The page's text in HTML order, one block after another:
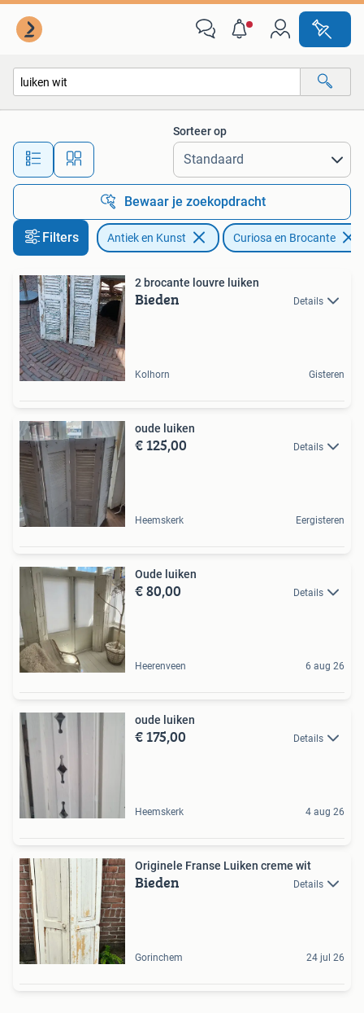
Alle afstanden…
Sorteer op
Bewaar je zoekopdracht
Filters Antiek en Kunst Curiosa en Brocante
2 brocante louvre luiken
Bieden Details
Kolhorn Gisteren
oude luiken
€ 125,00 Details
Heemskerk Eergisteren
Oude luiken
€ 80,00 Details
Heerenveen 6 aug 26
oude luiken
€ 175,00 Details
Heemskerk 4 aug 26
Originele Franse Luiken creme wit
Bieden Details
Gorinchem 24 jul 26